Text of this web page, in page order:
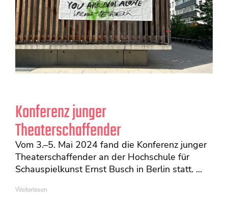
Konferenz junger
Theaterschaffender
Vom 3.–5. Mai 2024 fand die Konferenz junger
Theaterschaffender an der Hochschule für
Schauspielkunst Ernst Busch in Berlin statt. ...
Weiterlesen